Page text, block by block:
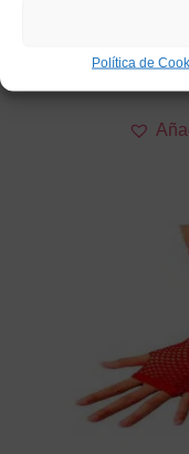
Política de